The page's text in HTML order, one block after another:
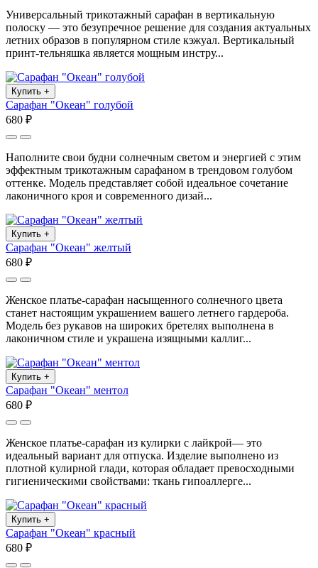
Универсальный трикотажный сарафан в вертикальную
полоску — это безупречное решение для создания актуальных
летних образов в популярном стиле кэжуал. Вертикальный
принт-тельняшка является мощным инстру...
Купить +
Сарафан "Океан" голубой
680 ₽
Наполните свои будни солнечным светом и энергией с этим
эффектным трикотажным сарафаном в трендовом голубом
оттенке. Модель представляет собой идеальное сочетание
лаконичного кроя и современного дизай...
Купить +
Сарафан "Океан" желтый
680 ₽
Женское платье-сарафан насыщенного солнечного цвета
станет настоящим украшением вашего летнего гардероба.
Модель без рукавов на широких бретелях выполнена в
лаконичном стиле и украшена изящными каллиг...
Купить +
Сарафан "Океан" ментол
680 ₽
Женское платье-сарафан из кулирки с лайкрой— это
идеальный вариант для отпуска. Изделие выполнено из
плотной кулирной глади, которая обладает превосходными
гигиеническими свойствами: ткань гипоаллерге...
Купить +
Сарафан "Океан" красный
680 ₽